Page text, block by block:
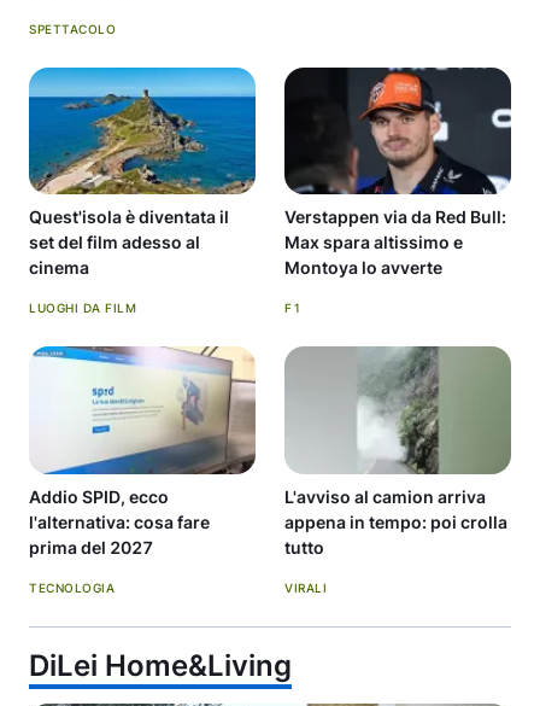
SPETTACOLO
Quest'isola è diventata il
set del film adesso al
cinema
LUOGHI DA FILM
Verstappen via da Red Bull:
Max spara altissimo e
Montoya lo avverte
F1
Addio SPID, ecco
l'alternativa: cosa fare
prima del 2027
TECNOLOGIA
L'avviso al camion arriva
appena in tempo: poi crolla
tutto
VIRALI
DiLei Home&Living